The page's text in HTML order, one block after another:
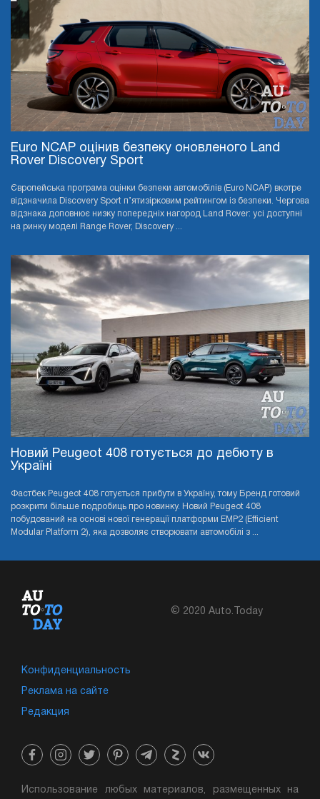
Euro NCAP оцінив безпеку оновленого Land
Rover Discovery Sport
Європейська програма оцінки безпеки автомобілів (Euro NCAP) вкотре
відзначила Discovery Sport п’ятизірковим рейтингом із безпеки. Чергова
відзнака доповнює низку попередніх нагород Land Rover: усі доступні
на ринку моделі Range Rover, Discovery ...
Новий Peugeot 408 готується до дебюту в
Україні
Фастбек Peugeot 408 готується прибути в Україну, тому Бренд готовий
розкрити більше подробиць про новинку. Новий Peugeot 408
побудований на основі нової генерації платформи EMP2 (Efficient
Modular Platform 2), яка дозволяє створювати автомобілі з ...
© 2020 Auto.Today
Конфиденциальность
Реклама на сайте
Редакция
Использование любых материалов, размещенных на